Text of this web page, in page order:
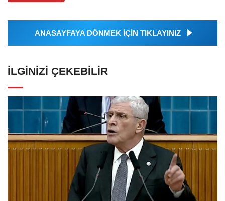
ANASAYFAYA DÖNMEK İÇİN TIKLAYINIZ
İLGINIZI ÇEKEBILIR